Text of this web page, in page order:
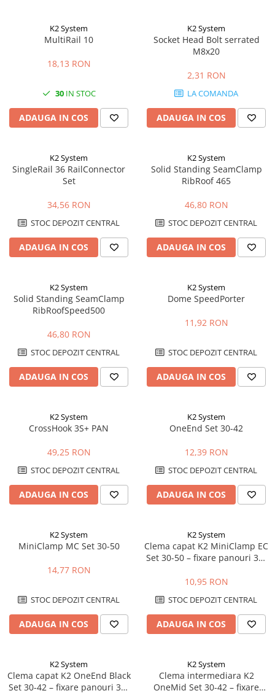
K2 System
MultiRail 10
18,13 RON
30IN STOC
ADAUGA IN COS
K2 System
Socket Head Bolt serrated
M8x20
2,31 RON
LA COMANDA
ADAUGA IN COS
K2 System
SingleRail 36 RailConnector
Set
34,56 RON
STOC DEPOZIT CENTRAL
ADAUGA IN COS
K2 System
Solid Standing SeamClamp
RibRoof 465
46,80 RON
STOC DEPOZIT CENTRAL
ADAUGA IN COS
K2 System
Solid Standing SeamClamp
RibRoofSpeed500
46,80 RON
STOC DEPOZIT CENTRAL
ADAUGA IN COS
K2 System
Dome SpeedPorter
11,92 RON
STOC DEPOZIT CENTRAL
ADAUGA IN COS
K2 System
CrossHook 3S+ PAN
49,25 RON
STOC DEPOZIT CENTRAL
ADAUGA IN COS
K2 System
OneEnd Set 30-42
12,39 RON
STOC DEPOZIT CENTRAL
ADAUGA IN COS
K2 System
MiniClamp MC Set 30-50
14,77 RON
STOC DEPOZIT CENTRAL
ADAUGA IN COS
K2 System
Clema capat K2 MiniClamp EC
Set 30-50 – fixare panouri 30-
10,95 RON
STOC DEPOZIT CENTRAL
ADAUGA IN COS
K2 System
Clema capat K2 OneEnd Black
Set 30-42 – fixare panouri 30-
K2 System
Clema intermediara K2
OneMid Set 30-42 – fixare